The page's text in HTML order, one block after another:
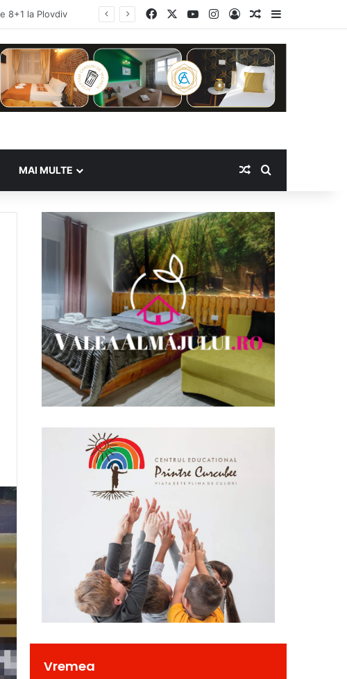
FacebookYouTubeInstagram
Log InRandom Article
Sidebar
MAI MULTE Random Article
Vremea